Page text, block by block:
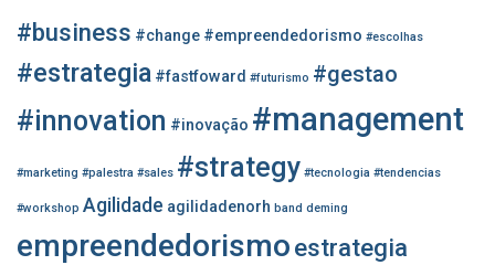
a
r
o
#business #change #empreendedorismo #escolhas
#estrategia #fastfoward #futurismo #gestao
#innovation #inovação #management
#marketing #palestra #sales #strategy #tecnologia #tendencias
#workshop Agilidade agilidadenorh band deming
empreendedorismoestrategia